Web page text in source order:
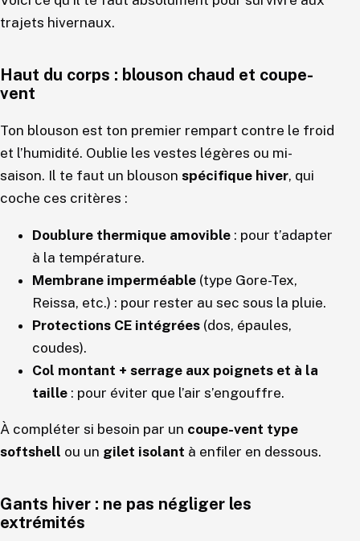
trajets hivernaux.
Haut du corps : blouson chaud et coupe-
vent
Ton blouson est ton premier rempart contre le froid
et l’humidité. Oublie les vestes légères ou mi-
saison. Il te faut un blouson spécifique hiver, qui
coche ces critères :
Doublure thermique amovible : pour t’adapter
à la température.
Membrane imperméable (type Gore-Tex,
Reissa, etc.) : pour rester au sec sous la pluie.
Protections CE intégrées (dos, épaules,
coudes).
Col montant + serrage aux poignets et à la
taille : pour éviter que l’air s’engouffre.
À compléter si besoin par un coupe-vent type
softshell ou un gilet isolant à enfiler en dessous.
Gants hiver : ne pas négliger les
extrémités